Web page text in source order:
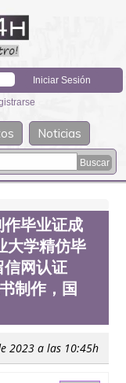
Noticias
毕业证成
大学精仿毕
信网认证
制作，国
2023 a las 10:45h